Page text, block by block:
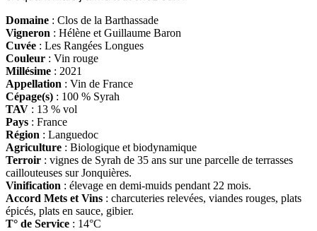
Domaine : Clos de la Barthassade
Vigneron : Hélène et Guillaume Baron
Cuvée : Les Rangées Longues
Couleur : Vin rouge
Millésime : 2021
Appellation : Vin de France
Cépage(s) : 100 % Syrah
TAV : 13 % vol
Pays : France
Région : Languedoc
Agriculture : Biologique et biodynamique
Terroir : vignes de Syrah de 35 ans sur une parcelle de terrasses
caillouteuses sur Jonquières.
Vinification : élevage en demi-muids pendant 22 mois.
Accord Mets et Vins : charcuteries relevées, viandes rouges, plats
épicés, plats en sauce, gibier.
T° de Service : 14°C